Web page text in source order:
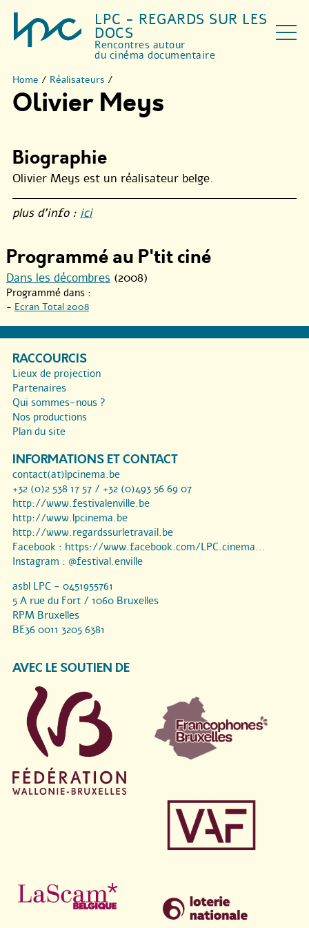
LPC - REGARDS SUR LES
DOCS
Rencontres autour
du cinéma documentaire
Home / Réalisateurs /
Olivier Meys
Biographie
Olivier Meys est un réalisateur belge.
plus d’info : ici
Programmé au P'tit ciné
Dans les décombres (2008)
Programmé dans :
- Ecran Total 2008
RACCOURCIS
Lieux de projection
Partenaires
Qui sommes-nous ?
Nos productions
Plan du site
INFORMATIONS ET CONTACT
contact(at)lpcinema.be
+32 (0)2 538 17 57 / +32 (0)493 56 69 07
http://www.festivalenville.be
http://www.lpcinema.be
http://www.regardssurletravail.be
Facebook : https://www.facebook.com/LPC.cinema...
Instagram : @festival.enville
asbl LPC - 0451955761
5 A rue du Fort / 1060 Bruxelles
RPM Bruxelles
BE36 0011 3205 6381
AVEC LE SOUTIEN DE